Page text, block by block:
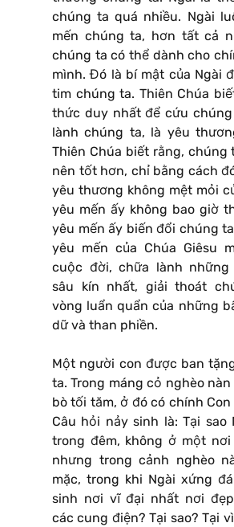
chúng ta quá nhiều. Ngài
mến chúng ta, hơn tất cả
chúng ta có thể dành cho
mình. Đó là bí mật của Ngài
tim chúng ta. Thiên Chúa
thức duy nhất để cứu
lành chúng ta, là yêu
Thiên Chúa biết rằng, chúng
nên tốt hơn, chỉ bằng cách
yêu thương không mệt mỏi
yêu mến ấy không bao giờ
yêu mến ấy biến đổi chúng
yêu mến của Chúa Giêsu
cuộc đời, chữa lành
sâu kín nhất, giải thoát
vòng luẩn quẩn của những
dữ và than phiền.
Một người con được ban
ta. Trong máng cỏ nghèo
bò tối tăm, ở đó có chính Con
Câu hỏi nảy sinh là: Tại sao
trong đêm, không ở một nơi
nhưng trong cảnh nghèo
mặc, trong khi Ngài xứng
sinh nơi vĩ đại nhất nơi
các cung điện? Tại sao? Tại